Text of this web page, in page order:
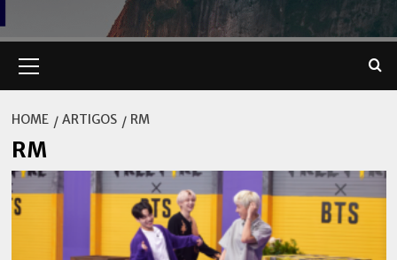
Menu
HOME ARTIGOS RM
RM